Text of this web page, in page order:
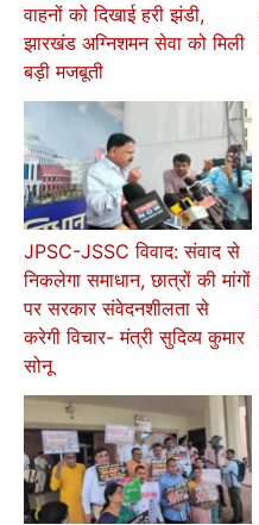
वाहनों को दिखाई हरी झंडी,
झारखंड अग्निशमन सेवा को मिली
बड़ी मजबूती
JPSC-JSSC विवाद: संवाद से
निकलेगा समाधान, छात्रों की मांगों
पर सरकार संवेदनशीलता से
करेगी विचार- मंत्री सुदिव्य कुमार
सोनू